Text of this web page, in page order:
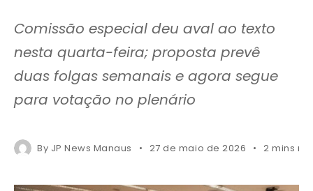
Comissão especial deu aval ao texto
nesta quarta-feira; proposta prevê
duas folgas semanais e agora segue
para votação no plenário
By JP News Manaus 27 de maio de 2026 2 mins